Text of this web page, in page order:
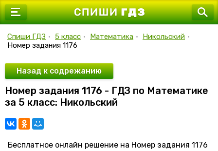
7 класс
9 класс
10 класс
11 класс
Спиши ГДЗ • 5 класс • Математика • Никольский •
Номер задания 1176
Назад к содрежанию
Номер задания 1176 - ГДЗ по Математике
за 5 класс: Никольский
Бесплатное онлайн решение на Номер задания 1176